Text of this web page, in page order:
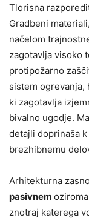
Tlorisna
Gradbeni
načelom
zagotavlja visoko
protipožarno
sistem ogrevanja,
ki zagotavlja
bivalno ugodje.
detajli doprinaša
brezhibnemu
Arhitekturna
pasivnem oziroma
znotraj katerega